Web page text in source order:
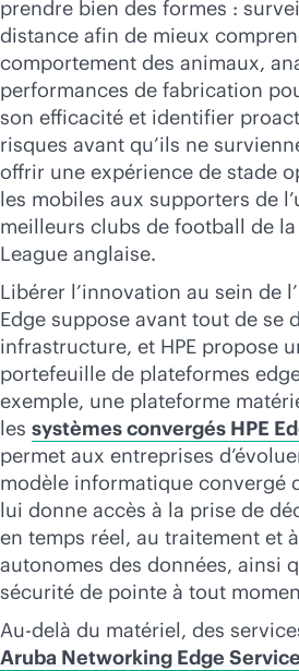
prendre bien des formes :
distance afin de mieux
comportement des animaux,
performances de fabrication
son efficacité et identifier
risques avant qu’ils ne
offrir une expérience de stade
les mobiles aux supporters de
meilleurs clubs de football de la
League anglaise.
Libérer l’innovation au sein de
Edge suppose avant tout de se
infrastructure, et HPE propose
portefeuille de plateformes
exemple, une plateforme
les systèmes convergés HPE
permet aux entreprises
modèle informatique convergé
lui donne accès à la prise de
en temps réel, au traitement et
autonomes des données, ainsi
sécurité de pointe à tout
Au-delà du matériel, des
Aruba Networking Edge